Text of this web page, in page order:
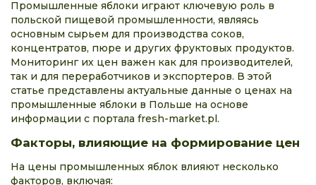
Промышленные яблоки играют ключевую роль в
польской пищевой промышленности, являясь
основным сырьем для производства соков,
концентратов, пюре и других фруктовых продуктов.
Мониторинг их цен важен как для производителей,
так и для переработчиков и экспортеров. В этой
статье представлены актуальные данные о ценах на
промышленные яблоки в Польше на основе
информации с портала fresh-market.pl.
Факторы, влияющие на формирование цен
На цены промышленных яблок влияют несколько
факторов, включая: